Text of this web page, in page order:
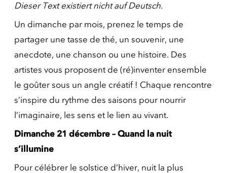
Dieser Text existiert nicht auf Deutsch.
Un dimanche par mois, prenez le temps de
partager une tasse de thé, un souvenir, une
anecdote, une chanson ou une histoire. Des
artistes vous proposent de (ré)inventer ensemble
le goûter sous un angle créatif ! Chaque rencontre
s’inspire du rythme des saisons pour nourrir
l’imaginaire, les sens et le lien au vivant.
Dimanche 21 décembre – Quand la nuit
s’illumine
Pour célébrer le solstice d’hiver, nuit la plus